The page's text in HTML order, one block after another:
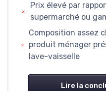
Prix élevé par
supermarché ou
Composition assez
produit ménager
lave-vaisselle
Lire la